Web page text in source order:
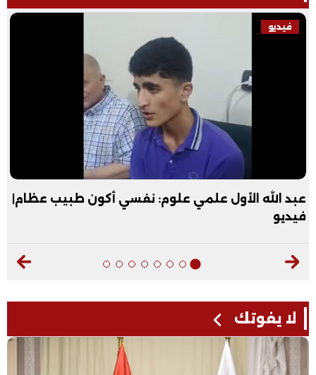
فيديو
عبد الله الأول علمي علوم: نفسي أكون طبيب عظام|
فيديو
لا يفوتك